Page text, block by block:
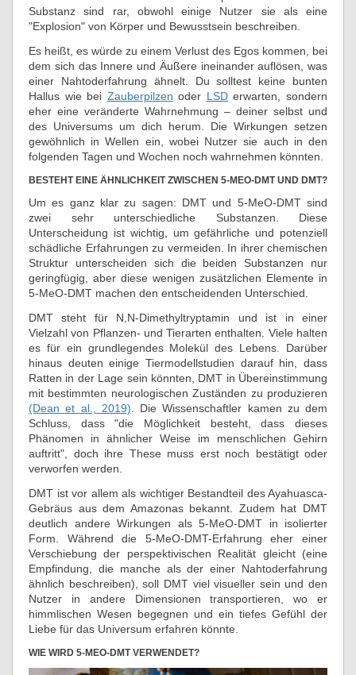
Substanz sind rar, obwohl einige Nutzer sie als eine
"Explosion" von Körper und Bewusstsein beschreiben.
Es heißt, es würde zu einem Verlust des Egos kommen, bei
dem sich das Innere und Äußere ineinander auflösen, was
einer Nahtoderfahrung ähnelt. Du solltest keine bunten
Hallus wie bei Zauberpilzen oder LSDerwarten, sondern
eher eine veränderte Wahrnehmung – deiner selbst und
des Universums um dich herum. Die Wirkungen setzen
gewöhnlich in Wellen ein, wobei Nutzer sie auch in den
folgenden Tagen und Wochen noch wahrnehmen könnten.
BESTEHT EINE ÄHNLICHKEIT ZWISCHEN 5-MEO-DMT UND DMT?
Um es ganz klar zu sagen: DMT und 5-MeO-DMT sind
zwei sehr unterschiedliche Substanzen. Diese
Unterscheidung ist wichtig, um gefährliche und potenziell
schädliche Erfahrungen zu vermeiden. In ihrer chemischen
Struktur unterscheiden sich die beiden Substanzen nur
geringfügig, aber diese wenigen zusätzlichen Elemente in
5-MeO-DMT machen den entscheidenden Unterschied.
DMT steht für N,N-Dimethyltryptamin und ist in einer
Vielzahl von Pflanzen- und Tierarten enthalten. Viele halten
es für ein grundlegendes Molekül des Lebens. Darüber
hinaus deuten einige Tiermodellstudien darauf hin, dass
Ratten in der Lage sein könnten, DMT in Übereinstimmung
mit bestimmten neurologischen Zuständen zu produzieren
(Dean et al., 2019) . Die Wissenschaftler kamen zu dem
Schluss, dass "die Möglichkeit besteht, dass dieses
Phänomen in ähnlicher Weise im menschlichen Gehirn
auftritt", doch ihre These muss erst noch bestätigt oder
verworfen werden.
DMT ist vor allem als wichtiger Bestandteil des Ayahuasca-
Gebräus aus dem Amazonas bekannt. Zudem hat DMT
deutlich andere Wirkungen als 5-MeO-DMT in isolierter
Form. Während die 5-MeO-DMT-Erfahrung eher einer
Verschiebung der perspektivischen Realität gleicht (eine
Empfindung, die manche als der einer Nahtoderfahrung
ähnlich beschreiben), soll DMT viel visueller sein und den
Nutzer in andere Dimensionen transportieren, wo er
himmlischen Wesen begegnen und ein tiefes Gefühl der
Liebe für das Universum erfahren könnte.
WIE WIRD 5-MEO-DMT VERWENDET?